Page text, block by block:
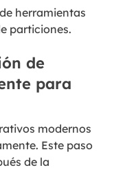
herramientas
particiones.
de
para
modernos
Este paso
de la